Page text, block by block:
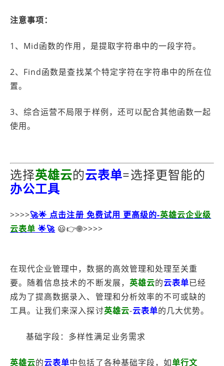
注意事项：
1、Mid函数的作用，是提取字符串中的一段字符。
2、Find函数是查找某个特定字符在字符串中的所在位
置。
3、综合运营不局限于样例，还可以配合其他函数一起
使用。
选择英雄云的云表单=选择更智能的
办公工具
>>>>🚀🌟 点击注册 免费试用 更高级的-英雄云企业级
云表单 🌟🚀 😃👉🌐>>>>
在现代企业管理中，数据的高效管理和处理至关重
要。随着信息技术的不断发展， 英雄云的云表单已经
成为了提高数据录入、管理和分析效率的不可或缺的
工具。让我们来深入探讨英雄云-云表单的几大优势。
基础字段：多样性满足业务需求
英雄云的云表单中包括了各种基础字段，如单行文